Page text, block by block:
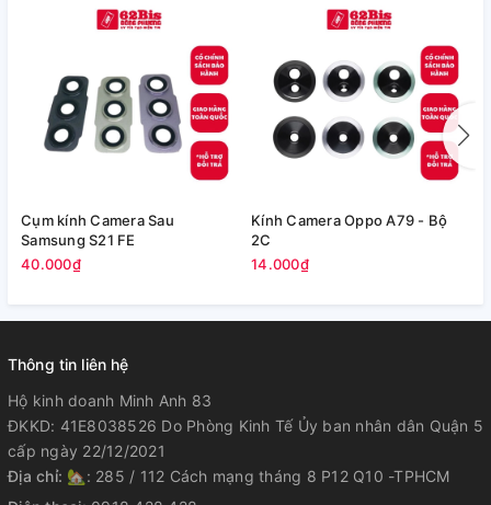
Cụm kính Camera Sau
Samsung S21 FE
40.000₫
Kính Camera Oppo A79 - Bộ
2C
14.000₫
Thông tin liên hệ
Hộ kinh doanh Minh Anh 83
ĐKKD: 41E8038526 Do Phòng Kinh Tế Ủy ban nhân dân Quận 5
cấp ngày 22/12/2021
Địa chỉ: 🏡: 285 / 112 Cách mạng tháng 8 P12 Q10 -TPHCM